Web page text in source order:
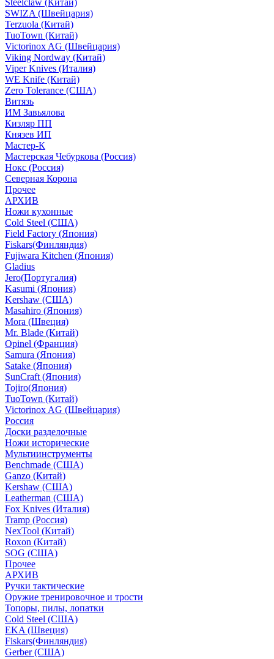
Steelclaw (Китай)
SWIZA (Швейцария)
Terzuola (Китай)
TuoTown (Китай)
Victorinox AG (Швейцария)
Viking Nordway (Китай)
Viper Knives (Италия)
WE Knife (Китай)
Zero Tolerance (США)
Витязь
ИМ Завьялова
Кизляр ПП
Князев ИП
Мастер-К
Мастерская Чебуркова (Россия)
Нокс (Россия)
Северная Корона
Прочее
АРХИВ
Ножи кухонные
Cold Steel (США)
Field Factory (Япония)
Fiskars(Финляндия)
Fujiwara Kitchen (Япония)
Gladius
Jero(Португалия)
Kasumi (Япония)
Kershaw (США)
Masahiro (Япония)
Mora (Швеция)
Mr. Blade (Китай)
Opinel (Франция)
Samura (Япония)
Satake (Япония)
SunCraft (Япония)
Tojiro(Япония)
TuoTown (Китай)
Victorinox AG (Швейцария)
Россия
Доски разделочные
Ножи исторические
Мультиинструменты
Benchmade (США)
Ganzo (Китай)
Kershaw (США)
Leatherman (США)
Fox Knives (Италия)
Tramp (Россия)
NexTool (Китай)
Roxon (Китай)
SOG (США)
Прочее
АРХИВ
Ручки тактические
Оружие тренировочное и трости
Топоры, пилы, лопатки
Cold Steel (США)
EKA (Швеция)
Fiskars(Финляндия)
Gerber (США)